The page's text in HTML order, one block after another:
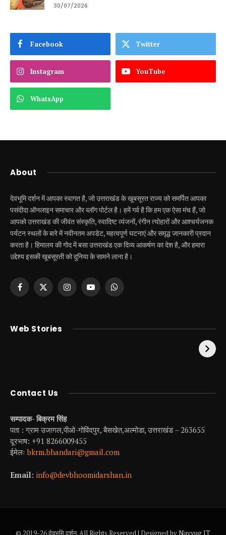
30/07/2026
Facebook Twitter
Instagram YouTube
WhatsApp
About
देवभूमि दर्शन में आपका स्वागत है, जो उत्तराखंड के खूबसूरत राज्य को समर्पित आपका
पसंदीदा ऑनलाइन समाचार और ब्लॉग पोर्टल है। हमें गर्व है कि हम एक ऐसा मंच हैं, जो
आपको उत्तराखंड की जीवंत संस्कृति, स्वादिष्ट व्यंजनों, रंगीन त्योहारों और आश्चर्यजनक
पर्यटन स्थलों के बारे में नवीनतम अपडेट, महत्वपूर्ण घटनाएं और समृद्ध जानकारी प्रदान
करता है। हिमालय की गोद में बसा उत्तराखंड एक दिव्य आकर्षण का देश है, और हमारा
उद्देश्य इसकी खूबसूरती को दुनिया के सामने लाना है।
Facebook
X
InstagramYouTubeWhatsApp
Web Stories
केदारनाथ से पहले होती है
उत्तराखंड की एक ऐसी
Contact Us
सम्पादक- बिक्रम सिंह
पता : ग्राम उजागल,पीओ-गोविंदपुर, बैसखेत,अल्मोडा, उत्तराखंड – 263655
दूरभाष: +91 8266009455
ईमेलःbkrm.bhandari@gmail.com
Email: info@devbhoomidarshan.in
© 2019-26 देवभूमि दर्शन. All Rights Reserved | Designed by Navyug IT